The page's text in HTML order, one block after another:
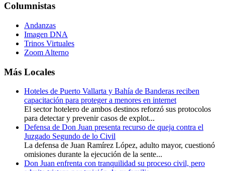
Columnistas
Andanzas
Imagen DNA
Trinos Virtuales
Zoom Alterno
Más Locales
Hoteles de Puerto Vallarta y Bahía de Banderas reciben
capacitación para proteger a menores en internet
El sector hotelero de ambos destinos reforzó sus protocolos
para detectar y prevenir casos de explot...
Defensa de Don Juan presenta recurso de queja contra el
Juzgado Segundo de lo Civil
La defensa de Juan Ramírez López, adulto mayor, cuestionó
omisiones durante la ejecución de la sente...
Don Juan enfrenta con tranquilidad su proceso civil, pero